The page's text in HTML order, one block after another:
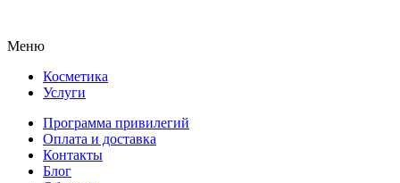
Меню
Косметика
Услуги
Программа привилегий
Оплата и доставка
Контакты
Блог